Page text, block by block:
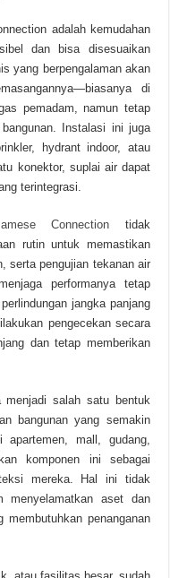
adalah kemudahan
dan bisa disesuaikan
yang berpengalaman akan
di
pemadam, namun tetap
Instalasi ini juga
hydrant indoor, atau
konektor, suplai air dapat
terintegrasi.
Connection tidak
rutin untuk memastikan
serta pengujian tekanan air
performanya tetap
jangka panjang
pengecekan secara
dan tetap memberikan
menjadi salah satu bentuk
bangunan yang semakin
apartemen, mall, gudang,
komponen ini sebagai
mereka. Hal ini tidak
menyelamatkan aset dan
penanganan